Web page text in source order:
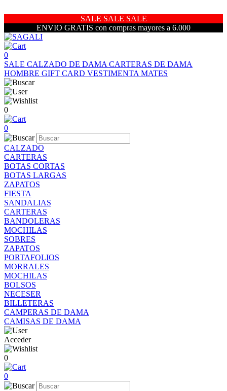
SALE SALE SALE
ENVIO GRATIS con compras mayores a 6.000
0
SALE CALZADO DE DAMA CARTERAS DE DAMA
HOMBRE GIFT CARD VESTIMENTA MATES
0
0
CALZADO
CARTERAS
BOTAS CORTAS
BOTAS LARGAS
ZAPATOS
FIESTA
SANDALIAS
CARTERAS
BANDOLERAS
MOCHILAS
SOBRES
ZAPATOS
PORTAFOLIOS
MORRALES
MOCHILAS
BOLSOS
NECESER
BILLETERAS
CAMPERAS DE DAMA
CAMISAS DE DAMA
Acceder
0
0